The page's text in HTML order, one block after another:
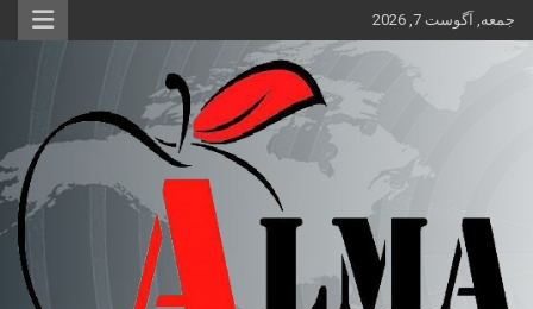
محتوا
جمعه, آگوست 7, 2026